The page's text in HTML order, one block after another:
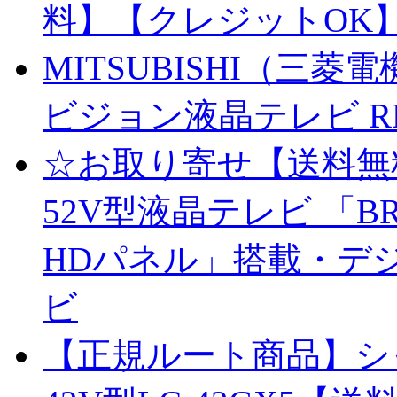
料】【クレジットOK
MITSUBISHI（三菱
ビジョン液晶テレビ
☆お取り寄せ【送料
52V型液晶テレビ 「
HDパネル」搭載・デ
ビ
【正規ルート商品】